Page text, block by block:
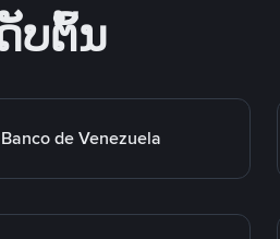
ບຕົ້ນ
Banco de Venezuela